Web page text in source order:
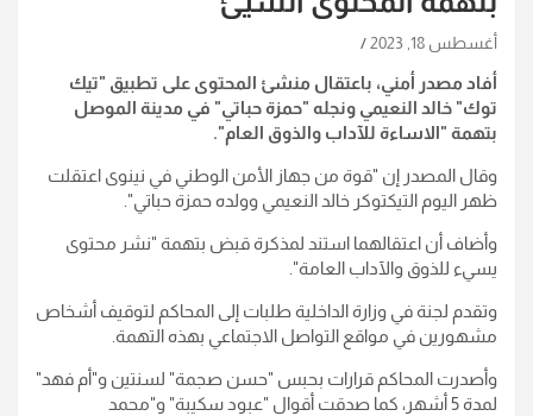
أغسطس 18, 2023
أفاد مصدر أمني، باعتقال منشئ المحتوى على تطبيق "تيك
توك" خالد النعيمي ونجله "حمزة حباتي" في مدينة الموصل
بتهمة "الاساءة للآداب والذوق العام".
وقال المصدر إن "قوة من جهاز الأمن الوطني في نينوى اعتقلت
ظهر اليوم التيكتوكر خالد النعيمي وولده حمزة حباتي".
وأضاف أن اعتقالهما استند لمذكرة قبض بتهمة "نشر محتوى
يسيء للذوق والآداب العامة".
وتقدم لجنة في وزارة الداخلية طلبات إلى المحاكم لتوقيف أشخاص
مشهورين في مواقع التواصل الاجتماعي بهذه التهمة.
وأصدرت المحاكم قرارات بحبس "حسن صجمة" لسنتين و"أم فهد"
لمدة 5 أشهر، كما صدقت أقوال "عبود سكيبة" و"محمد